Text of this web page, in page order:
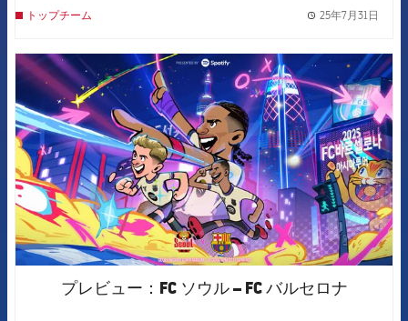
トップチーム 25年7月31日
FCB Barcelona badge
プレビュー：FC ソウル – FC バルセロナ